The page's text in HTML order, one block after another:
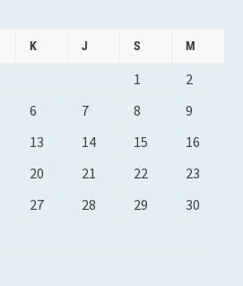
K J S M
1
2
6 7 8
9
13 14 15
16
20 21 22
23
27 28 29
30